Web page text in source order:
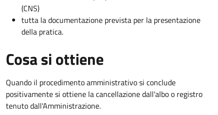
(CNS)
tutta la documentazione prevista per la presentazione
della pratica.
Cosa si ottiene
Quando il procedimento amministrativo si conclude
positivamente si ottiene la cancellazione dall'albo o registro
tenuto dall'Amministrazione.